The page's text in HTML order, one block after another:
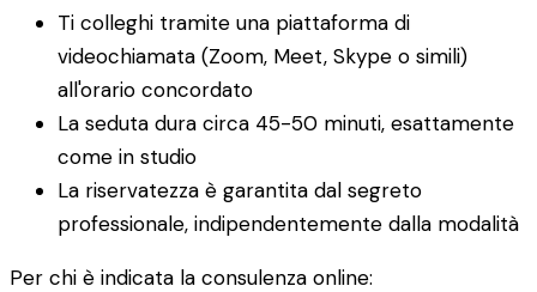
Ti colleghi tramite una piattaforma di
videochiamata (Zoom, Meet, Skype o simili)
all'orario concordato
La seduta dura circa 45-50 minuti, esattamente
come in studio
La riservatezza è garantita dal segreto
professionale, indipendentemente dalla modalità
Per chi è indicata la consulenza online: